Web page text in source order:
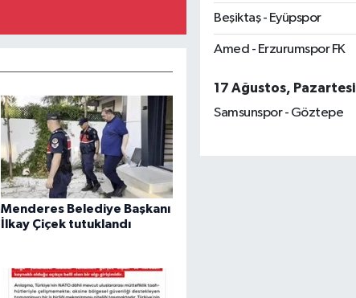
Menderes Belediye Başkanı
İlkay Çiçek tutuklandı
Beşiktaş - Eyüpspor
Amed - Erzurumspor FK
17 Ağustos, Pazartesi
Samsunspor - Göztepe